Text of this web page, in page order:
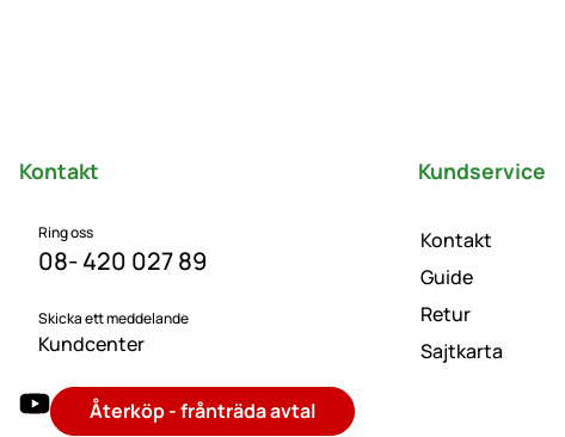
Kontakt
Ring oss
08- 420 027 89
Skicka ett meddelande
Kundcenter
Återköp - frånträda avtal
Kundservice
Kontakt
Guide
Retur
Sajtkarta